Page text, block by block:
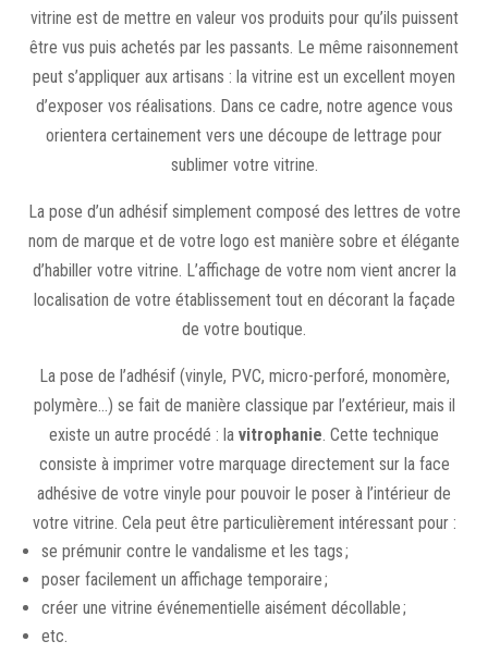
vitrine est de mettre en valeur vos produits pour qu’ils puissent
être vus puis achetés par les passants. Le même raisonnement
peut s’appliquer aux artisans : la vitrine est un excellent moyen
d’exposer vos réalisations. Dans ce cadre, notre agence vous
orientera certainement vers une découpe de lettrage pour
sublimer votre vitrine.
La pose d’un adhésif simplement composé des lettres de votre
nom de marque et de votre logo est manière sobre et élégante
d’habiller votre vitrine. L’affichage de votre nom vient ancrer la
localisation de votre établissement tout en décorant la façade
de votre boutique.
La pose de l’adhésif (vinyle, PVC, micro-perforé, monomère,
polymère…) se fait de manière classique par l’extérieur, mais il
existe un autre procédé : la vitrophanie. Cette technique
consiste à imprimer votre marquage directement sur la face
adhésive de votre vinyle pour pouvoir le poser à l’intérieur de
votre vitrine. Cela peut être particulièrement intéressant pour :
se prémunir contre le vandalisme et les tags ;
poser facilement un affichage temporaire ;
créer une vitrine événementielle aisément décollable ;
etc.